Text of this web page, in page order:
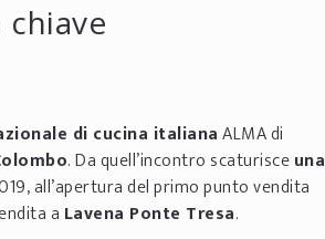
di cucina italianaALMA di
. Da quell’incontro scaturisceuna
all’apertura del primo punto vendita
a Lavena Ponte Tresa.